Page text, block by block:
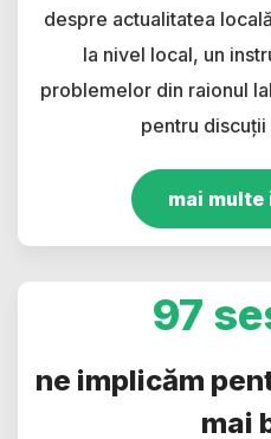
despre actualitatea
la nivel local, un
problemelor din raionul
pentru
mai
97
ne implicăm
mai